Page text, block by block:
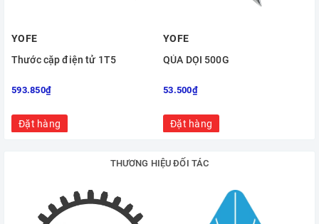
YOFE
Thước cặp điện tử 1T5
593.850₫
Đặt hàng
YOFE
QỦA DỌI 500G
53.500₫
Đặt hàng
THƯƠNG HIỆU ĐỐI TÁC